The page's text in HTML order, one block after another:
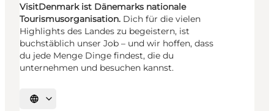
VisitDenmark ist Dänemarks nationale
Tourismusorganisation. Dich für die vielen
Highlights des Landes zu begeistern, ist
buchstäblich unser Job – und wir hoffen, dass
du jede Menge Dinge findest, die du
unternehmen und besuchen kannst.
Sprache auswählen